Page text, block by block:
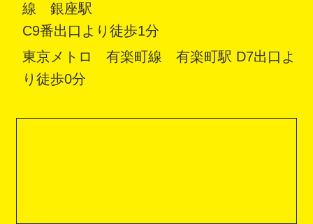
線 銀座駅
C9番出口より徒歩1分
東京メトロ 有楽町線 有楽町駅 D7出口よ
り徒歩0分